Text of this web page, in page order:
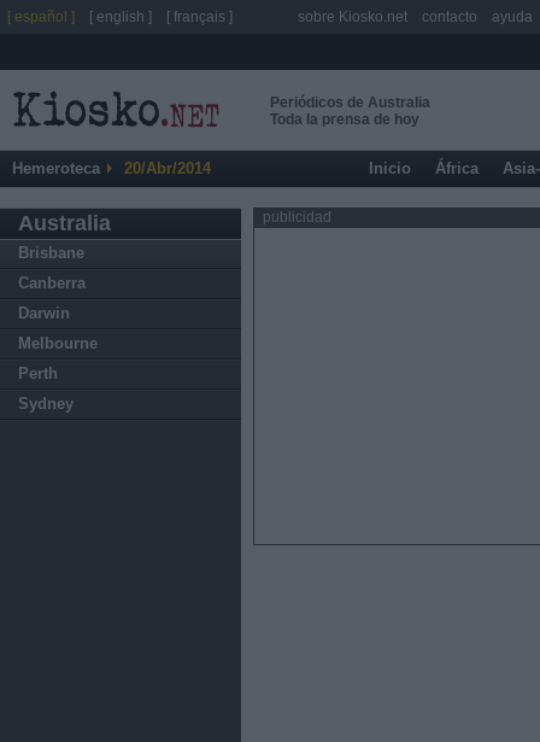
Periódicos de Australia
Toda la prensa de hoy
Hemeroteca 20/Abr/2014 Inicio África
Australia
Brisbane
Canberra
Darwin
Melbourne
Perth
Sydney
publicidad
[ español ] [ english ] [ français ] sobre Kiosko.net contacto ayuda